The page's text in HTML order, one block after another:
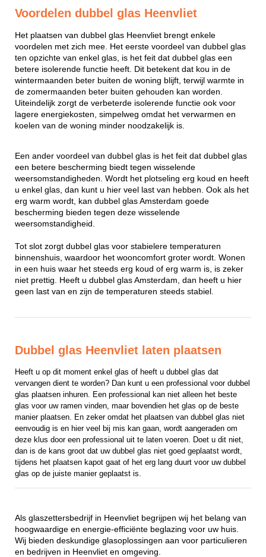
Voordelen dubbel glas Heenvliet
Het plaatsen van dubbel glas Heenvliet brengt enkele
voordelen met zich mee. Het eerste voordeel van dubbel glas
ten opzichte van enkel glas, is het feit dat dubbel glas een
betere isolerende functie heeft. Dit betekent dat kou in de
wintermaanden beter buiten de woning blijft, terwijl warmte in
de zomermaanden beter buiten gehouden kan worden.
Uiteindelijk zorgt de verbeterde isolerende functie ook voor
lagere energiekosten, simpelweg omdat het verwarmen en
koelen van de woning minder noodzakelijk is.
Een ander voordeel van dubbel glas is het feit dat dubbel glas
een betere bescherming biedt tegen wisselende
weersomstandigheden. Wordt het plotseling erg koud en heeft
u enkel glas, dan kunt u hier veel last van hebben. Ook als het
erg warm wordt, kan dubbel glas Amsterdam goede
bescherming bieden tegen deze wisselende
weersomstandigheid.
Tot slot zorgt dubbel glas voor stabielere temperaturen
binnenshuis, waardoor het wooncomfort groter wordt. Wonen
in een huis waar het steeds erg koud of erg warm is, is zeker
niet prettig. Heeft u dubbel glas Amsterdam, dan heeft u hier
geen last van en zijn de temperaturen steeds stabiel.
Dubbel glas Heenvliet laten plaatsen
Heeft u op dit moment enkel glas of heeft u dubbel glas dat
vervangen dient te worden? Dan kunt u een professional voor dubbel
glas plaatsen inhuren. Een professional kan niet alleen het beste
glas voor uw ramen vinden, maar bovendien het glas op de beste
manier plaatsen. En zeker omdat het plaatsen van dubbel glas niet
eenvoudig is en hier veel bij mis kan gaan, wordt aangeraden om
deze klus door een professional uit te laten voeren. Doet u dit niet,
dan is de kans groot dat uw dubbel glas niet goed geplaatst wordt,
tijdens het plaatsen kapot gaat of het erg lang duurt voor uw dubbel
glas op de juiste manier geplaatst is.
Als glaszettersbedrijf in Heenvliet begrijpen wij het belang van
hoogwaardige en energie-efficiënte beglazing voor uw huis.
Wij bieden deskundige glasoplossingen aan voor particulieren
en bedrijven in Heenvliet en omgeving.